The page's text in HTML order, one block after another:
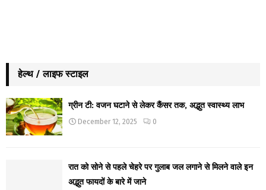
हेल्थ / लाइफ स्टाइल
ग्रीन टी: वजन घटाने से लेकर कैंसर तक, अद्भुत स्वास्थ्य लाभ
December 12, 2025 0
रात को सोने से पहले चेहरे पर गुलाब जल लगाने से मिलने वाले इन
अद्भुत फायदों के बारे में जाने